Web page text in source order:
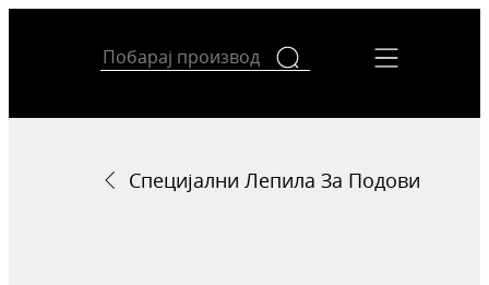
Специјални Лепила За Подови